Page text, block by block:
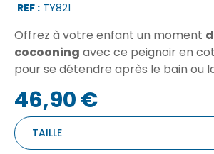
REF : TY821
Offrez à votre enfant un moment
cocooning avec ce peignoir en
pour se détendre après le bain ou
46,90 €
TAILLE